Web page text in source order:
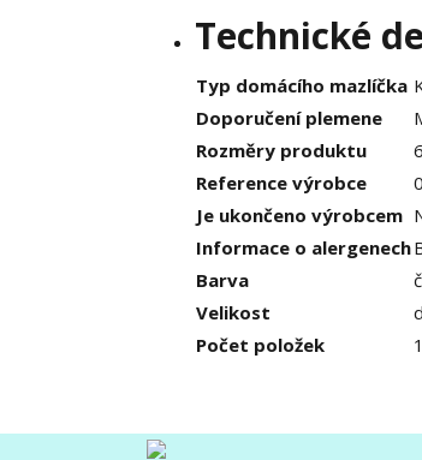
Technické
Typ domácího mazlíčka
Doporučení plemene
Rozměry produktu
Reference výrobce
Je ukončeno výrobcem
Informace o alergenech
Barva
Velikost
Počet položek
1